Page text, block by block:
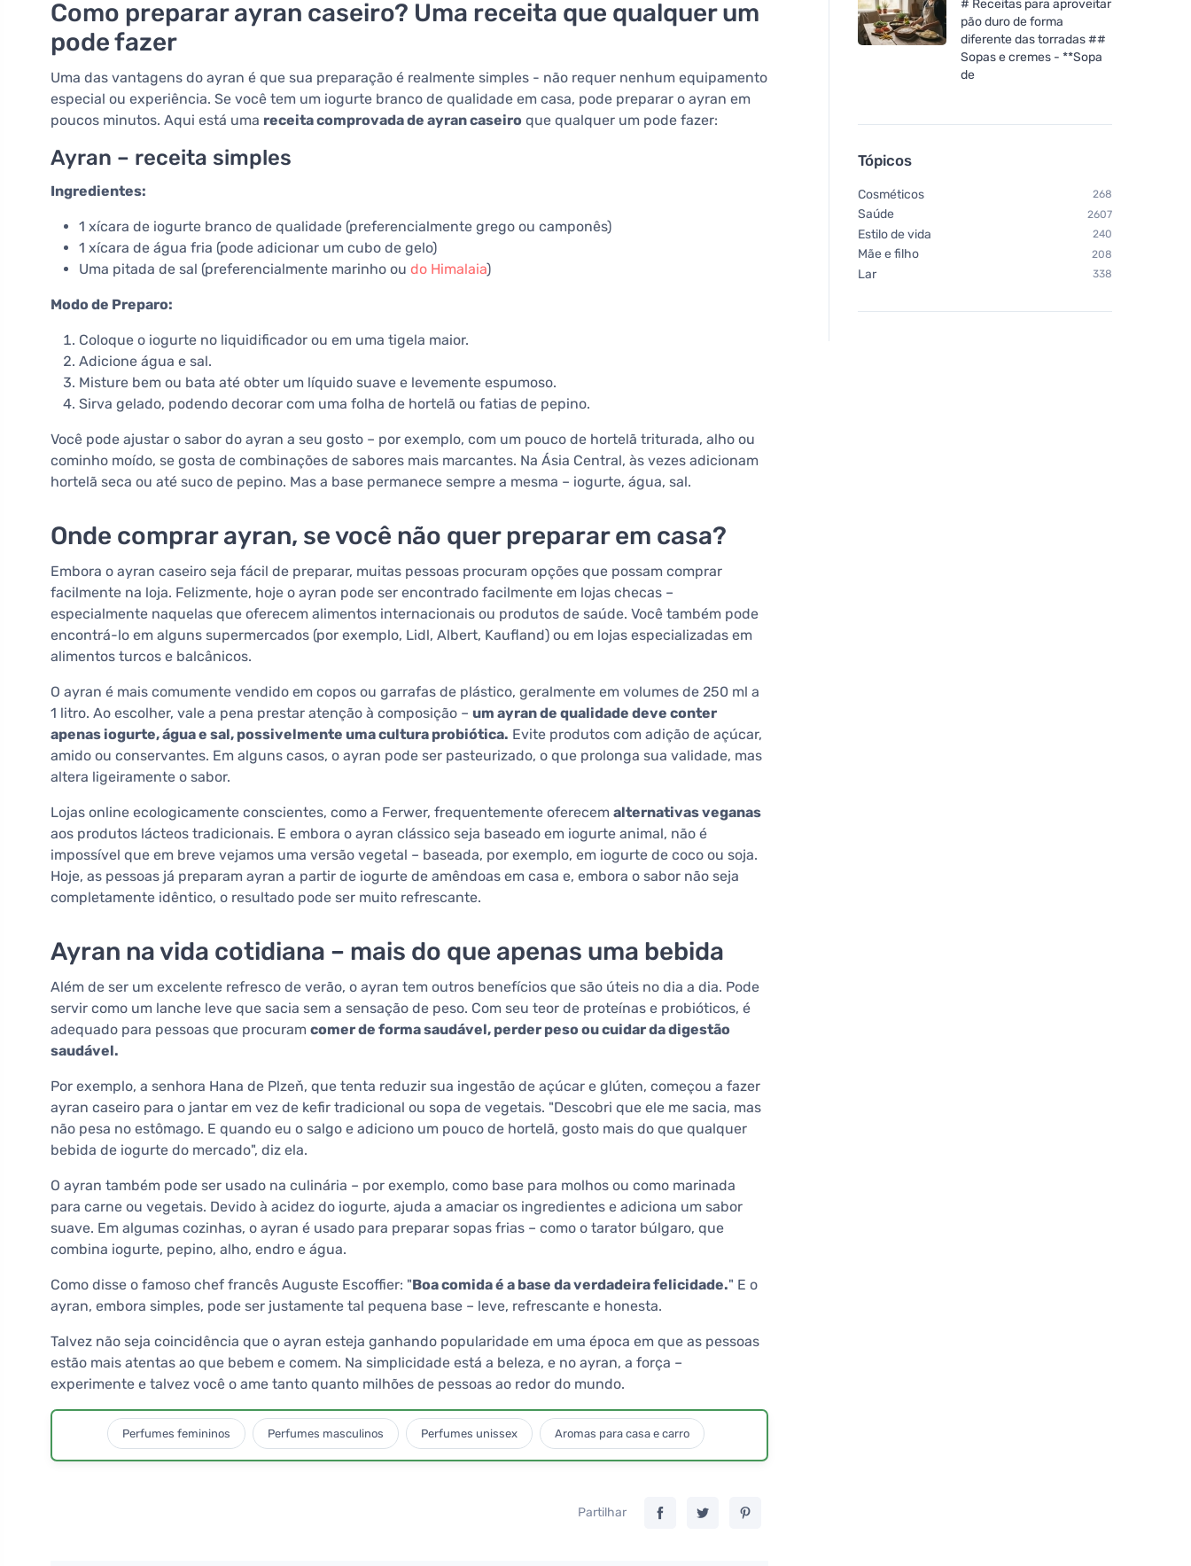
Como preparar ayran caseiro? Uma receita que qualquer um
pode fazer
Uma das vantagens do ayran é que sua preparação é realmente simples - não requer nenhum equipamento
especial ou experiência. Se você tem um iogurte branco de qualidade em casa, pode preparar o ayran em
poucos minutos. Aqui está uma receita comprovada de ayran caseiro que qualquer um pode fazer:
Ayran – receita simples
Ingredientes:
1 xícara de iogurte branco de qualidade (preferencialmente grego ou camponês)
1 xícara de água fria (pode adicionar um cubo de gelo)
Uma pitada de sal (preferencialmente marinho ou do Himalaia)
Modo de Preparo:
Coloque o iogurte no liquidificador ou em uma tigela maior.
Adicione água e sal.
Misture bem ou bata até obter um líquido suave e levemente espumoso.
Sirva gelado, podendo decorar com uma folha de hortelã ou fatias de pepino.
Você pode ajustar o sabor do ayran a seu gosto – por exemplo, com um pouco de hortelã triturada, alho ou
cominho moído, se gosta de combinações de sabores mais marcantes. Na Ásia Central, às vezes adicionam
hortelã seca ou até suco de pepino. Mas a base permanece sempre a mesma – iogurte, água, sal.
Onde comprar ayran, se você não quer preparar em casa?
Embora o ayran caseiro seja fácil de preparar, muitas pessoas procuram opções que possam comprar
facilmente na loja. Felizmente, hoje o ayran pode ser encontrado facilmente em lojas checas –
especialmente naquelas que oferecem alimentos internacionais ou produtos de saúde. Você também pode
encontrá-lo em alguns supermercados (por exemplo, Lidl, Albert, Kaufland) ou em lojas especializadas em
alimentos turcos e balcânicos.
O ayran é mais comumente vendido em copos ou garrafas de plástico, geralmente em volumes de 250 ml a
1 litro. Ao escolher, vale a pena prestar atenção à composição – um ayran de qualidade deve conter
apenas iogurte, água e sal, possivelmente uma cultura probiótica. Evite produtos com adição de açúcar,
amido ou conservantes. Em alguns casos, o ayran pode ser pasteurizado, o que prolonga sua validade, mas
altera ligeiramente o sabor.
Lojas online ecologicamente conscientes, como a Ferwer, frequentemente oferecem alternativas veganas
aos produtos lácteos tradicionais. E embora o ayran clássico seja baseado em iogurte animal, não é
impossível que em breve vejamos uma versão vegetal – baseada, por exemplo, em iogurte de coco ou soja.
Hoje, as pessoas já preparam ayran a partir de iogurte de amêndoas em casa e, embora o sabor não seja
completamente idêntico, o resultado pode ser muito refrescante.
Ayran na vida cotidiana – mais do que apenas uma bebida
Além de ser um excelente refresco de verão, o ayran tem outros benefícios que são úteis no dia a dia. Pode
servir como um lanche leve que sacia sem a sensação de peso. Com seu teor de proteínas e probióticos, é
adequado para pessoas que procuram comer de forma saudável, perder peso ou cuidar da digestão
saudável.
Por exemplo, a senhora Hana de Plzeň, que tenta reduzir sua ingestão de açúcar e glúten, começou a fazer
ayran caseiro para o jantar em vez de kefir tradicional ou sopa de vegetais. "Descobri que ele me sacia, mas
não pesa no estômago. E quando eu o salgo e adiciono um pouco de hortelã, gosto mais do que qualquer
bebida de iogurte do mercado", diz ela.
O ayran também pode ser usado na culinária – por exemplo, como base para molhos ou como marinada
para carne ou vegetais. Devido à acidez do iogurte, ajuda a amaciar os ingredientes e adiciona um sabor
suave. Em algumas cozinhas, o ayran é usado para preparar sopas frias – como o tarator búlgaro, que
combina iogurte, pepino, alho, endro e água.
Como disse o famoso chef francês Auguste Escoffier: "Boa comida é a base da verdadeira felicidade." E o
ayran, embora simples, pode ser justamente tal pequena base – leve, refrescante e honesta.
Talvez não seja coincidência que o ayran esteja ganhando popularidade em uma época em que as pessoas
estão mais atentas ao que bebem e comem. Na simplicidade está a beleza, e no ayran, a força –
experimente e talvez você o ame tanto quanto milhões de pessoas ao redor do mundo.
Perfumes femininos Perfumes masculinos Perfumes unissex Aromas para casa e carro
Partilhar
# Receitas para aproveitar
pão duro de forma
diferente das torradas ##
Sopas e cremes - **Sopa
de
Tópicos
Cosméticos 268
Saúde 2607
Estilo de vida 240
Mãe e filho 208
Lar 338